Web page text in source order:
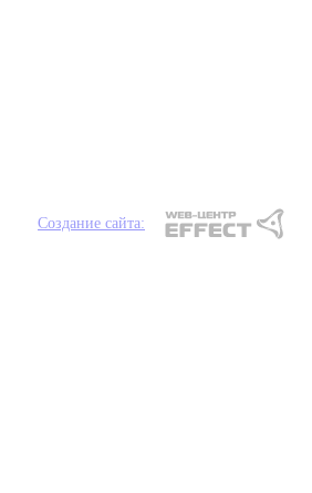
Создание сайта: